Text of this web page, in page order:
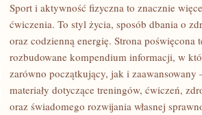
ZDROWIE
Sport i aktywność fizyczna to znacznie
ćwiczenia. To styl życia, sposób dbania o
oraz codzienną energię. Strona poświęcona
rozbudowane kompendium informacji, w
zarówno początkujący, jak i zaawansowany
materiały dotyczące treningów, ćwiczeń,
oraz świadomego rozwijania własnej